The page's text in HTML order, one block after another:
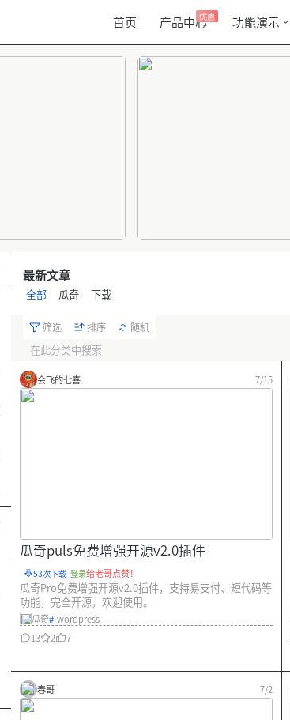
首页 产品中心优惠 功能演示
最新文章
全部 瓜奇 下载
筛选 排序 随机
会飞的七喜 7/15
瓜奇puls免费增强开源v2.0插件
53次下载 登录给老哥点赞！
瓜奇Pro免费增强开源v2.0插件，支持易支付、短代码等
功能，完全开源，欢迎使用。
瓜奇# wordpress
13
2 7
春哥 7/2